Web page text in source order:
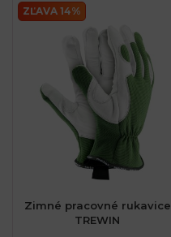
ZĽAVA 14%
Zimné pracovné rukavice
TREWIN